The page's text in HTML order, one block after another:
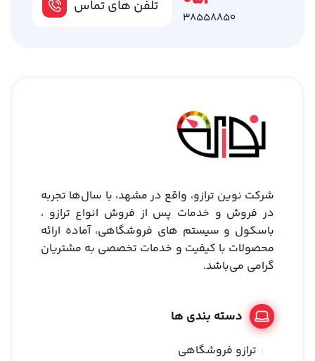
تلفن های تماس
38558850
شرکت نوین ترازو، واقع در مشهد، با سال‌ها تجربه
در فروش و خدمات پس از فروش انواع ترازو ،
باسکول و سیستم های فروشگاهی، آماده ارائه
محصولات با کیفیت و خدمات تخصصی به مشتریان
گرامی می‌باشد.
دسته بندی ها
ترازو فروشگاهی